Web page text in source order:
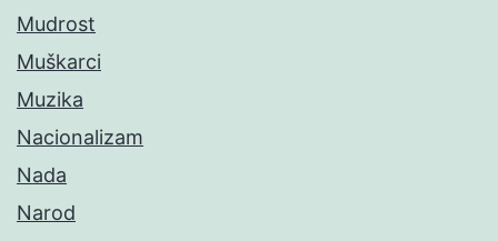
Mudrost
Muškarci
Muzika
Nacionalizam
Nada
Narod